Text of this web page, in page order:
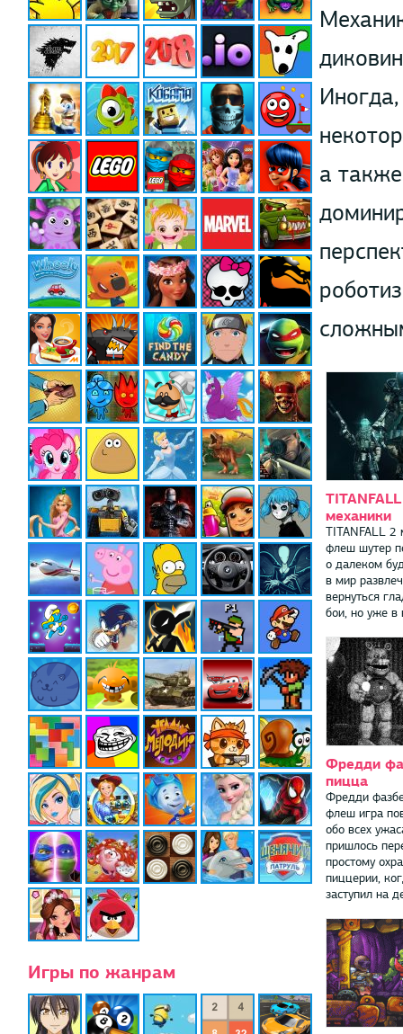
Игры по жанрам
а
механики
TITANFALL 2
флеш шутер
о далеком
в мир
вернуться
бои, но уже в
Фредди
пицца
Фредди
флеш игра
обо всех
пришлось
простому
пиццерии,
заступил на